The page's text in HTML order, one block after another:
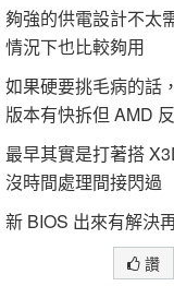
夠強的供電設計不太
情況下也比較夠用
如果硬要挑毛病的話
版本有快拆但 AMD
最早其實是打著搭
沒時間處理間接閃過
新 BIOS 出來有解決
讚